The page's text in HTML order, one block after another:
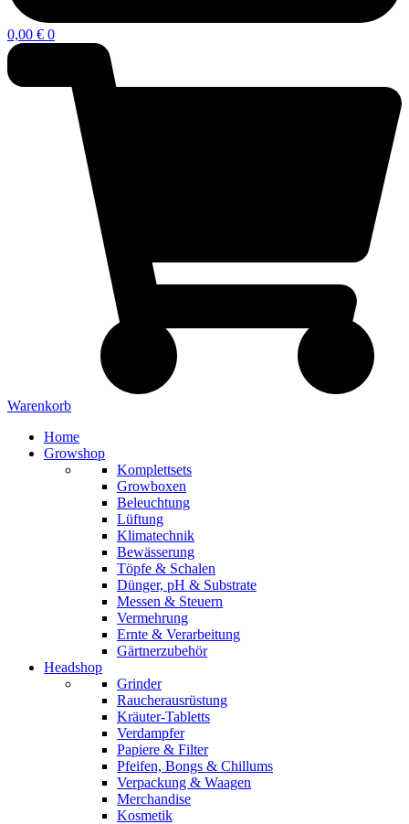
0,00 € 0
Warenkorb
Home
Growshop
Komplettsets
Growboxen
Beleuchtung
Lüftung
Klimatechnik
Bewässerung
Töpfe & Schalen
Dünger, pH & Substrate
Messen & Steuern
Vermehrung
Ernte & Verarbeitung
Gärtnerzubehör
Headshop
Grinder
Raucherausrüstung
Kräuter-Tabletts
Verdampfer
Papiere & Filter
Pfeifen, Bongs & Chillums
Verpackung & Waagen
Merchandise
Kosmetik